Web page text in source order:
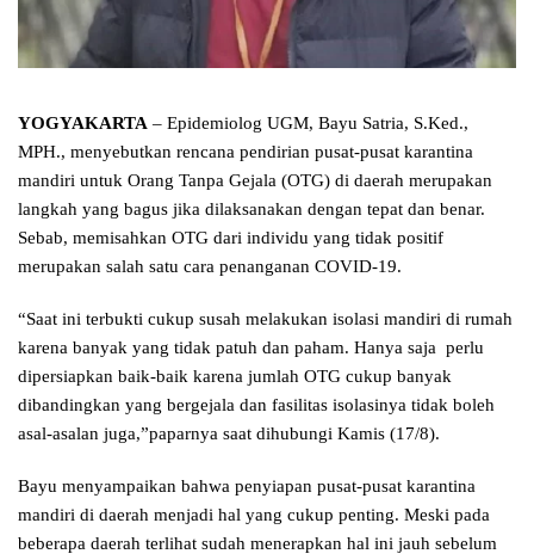
YOGYAKARTA – Epidemiolog UGM, Bayu Satria, S.Ked.,
MPH., menyebutkan rencana pendirian pusat-pusat karantina
mandiri untuk Orang Tanpa Gejala (OTG) di daerah merupakan
langkah yang bagus jika dilaksanakan dengan tepat dan benar.
Sebab, memisahkan OTG dari individu yang tidak positif
merupakan salah satu cara penanganan COVID-19.
“Saat ini terbukti cukup susah melakukan isolasi mandiri di rumah
karena banyak yang tidak patuh dan paham. Hanya saja perlu
dipersiapkan baik-baik karena jumlah OTG cukup banyak
dibandingkan yang bergejala dan fasilitas isolasinya tidak boleh
asal-asalan juga,”paparnya saat dihubungi Kamis (17/8).
Bayu menyampaikan bahwa penyiapan pusat-pusat karantina
mandiri di daerah menjadi hal yang cukup penting. Meski pada
beberapa daerah terlihat sudah menerapkan hal ini jauh sebelum